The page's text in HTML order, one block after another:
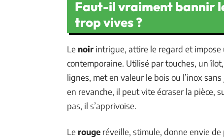
Faut-il vraiment bannir
trop vives ?
Le noir intrigue, attire le regard et
contemporaine. Utilisé par touches, un
lignes, met en valeur le bois ou l’inox
en revanche, il peut vite écraser la pièce,
pas, il s’apprivoise.
Le rouge réveille, stimule, donne envie